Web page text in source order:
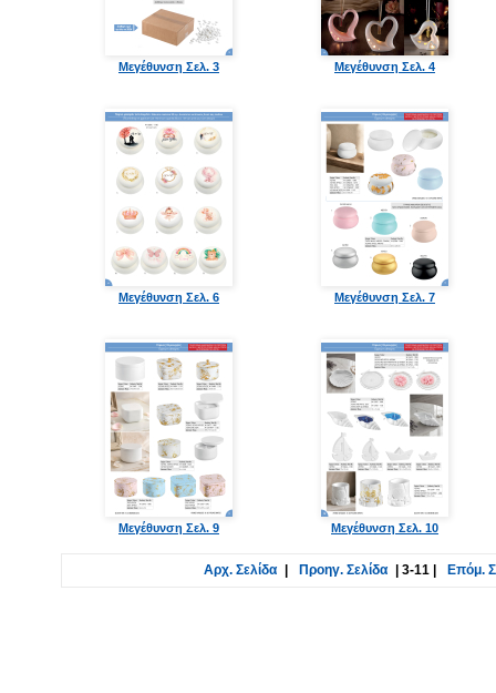
Μεγέθυνση Σελ. 3 Μεγέθυνση Σελ. 4
Μεγέθυνση Σελ. 6 Μεγέθυνση Σελ. 7
Μεγέθυνση Σελ. 9 Μεγέθυνση Σελ. 10
Αρχ. Σελίδα Προηγ. Σελίδα 3-11| Επόμ.